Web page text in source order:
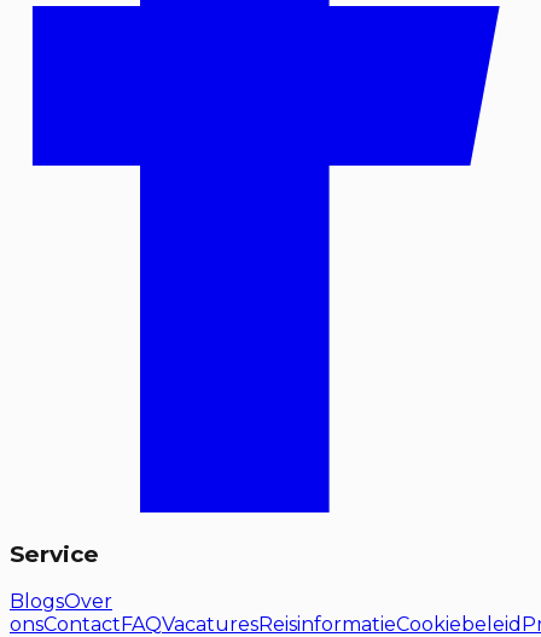
Service
BlogsOver
onsContact FAQVacaturesReisinformatieCookiebeleid